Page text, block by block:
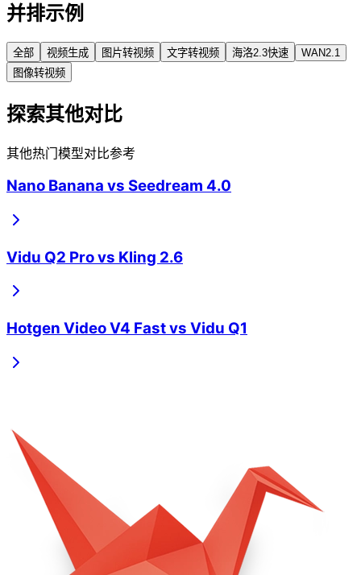
并排示例
全部 视频生成 图片转视频 文字转视频 海洛2.3快速
WAN2.1
图像转视频
探索其他对比
其他热门模型对比参考
Nano Banana vs Seedream 4.0
Vidu Q2 Provs Kling 2.6
Hotgen Video V4 Fastvs Vidu Q1